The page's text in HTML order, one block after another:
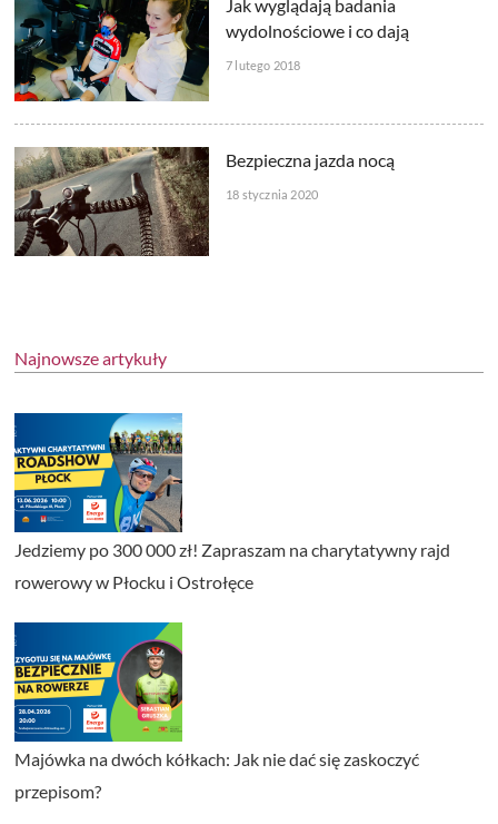
Jak wyglądają badania
wydolnościowe i co dają
7 lutego 2018
Bezpieczna jazda nocą
18 stycznia 2020
Najnowsze artykuły
Jedziemy po 300 000 zł! Zapraszam na charytatywny rajd
rowerowy w Płocku i Ostrołęce
Majówka na dwóch kółkach: Jak nie dać się zaskoczyć
przepisom?